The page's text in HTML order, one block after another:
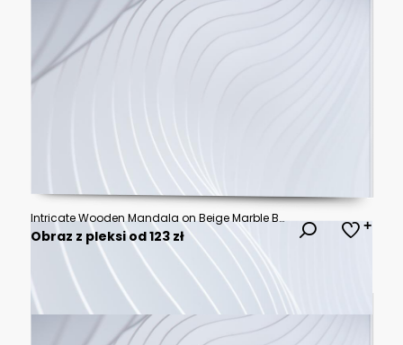
Intricate Wooden Mandala on Beige Marble Background
Obraz z pleksi od 123 zł